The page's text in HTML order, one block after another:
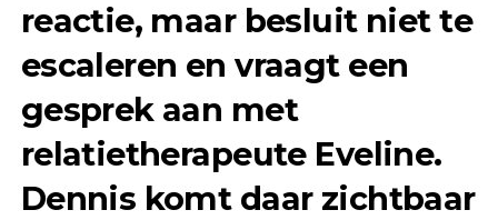
reactie, maar besluit niet te
escaleren en vraagt een
gesprek aan met
relatietherapeute Eveline.
Dennis komt daar zichtbaar